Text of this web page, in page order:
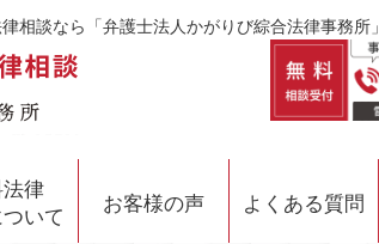
相談なら「弁護士法人かがりび綜合法律事務所」
律
いて
お客様の声 よくある質問